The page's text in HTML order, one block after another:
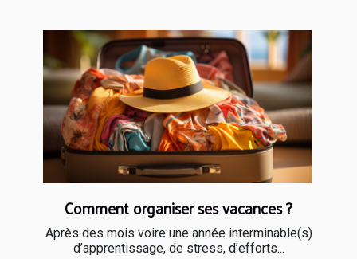
Comment organiser ses vacances ?
Après des mois voire une année interminable(s)
d’apprentissage, de stress, d’efforts...